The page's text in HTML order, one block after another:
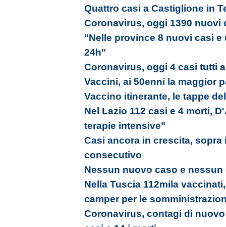
Quattro casi a Castiglione in
Coronavirus, oggi 1390 nuovi
"Nelle province 8 nuovi casi
24h"
Coronavirus, oggi 4 casi tutti
Vaccini, ai 50enni la maggior
Vaccino itinerante, le tappe
Nel Lazio 112 casi e 4 morti,
terapie intensive"
Casi ancora in crescita,
consecutivo
Nessun nuovo caso e
Nella Tuscia 112mila
camper per le
Coronavirus, contagi di